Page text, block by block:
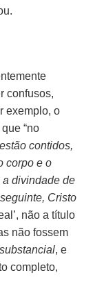
confusos,
exemplo, o
“no
estão contidos,
corpo e o
a divindade de
Cristo
não a título
não fossem
, e
completo,